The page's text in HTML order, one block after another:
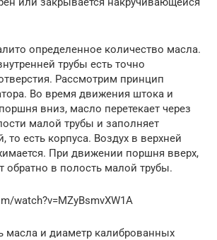
определенное количество масла.
трубы есть точно
Рассмотрим принцип
Во время движения штока и
вниз, масло перетекает через
малой трубы и заполняет
то есть корпуса. Воздух в верхней
При движении поршня вверх,
обратно в полость малой трубы.
watch?v=MZyBsmvXW1A
масла и диаметр калиброванных